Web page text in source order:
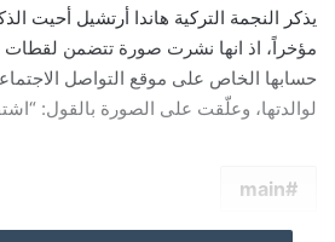
يذكر النجمة التركية هاندا أرتشيل أحيت
مؤخراً، اذ انها نشرت صورة تتضمن لقطات
حسابها الخاص على موقع التواصل
لوالدتها، وعلّقت على الصورة بالقول:
main